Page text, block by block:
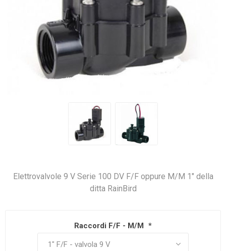
Elettrovalvole 9 V Serie 100 DV F/F oppure M/M 1" della
ditta RainBird
Raccordi F/F - M/M *